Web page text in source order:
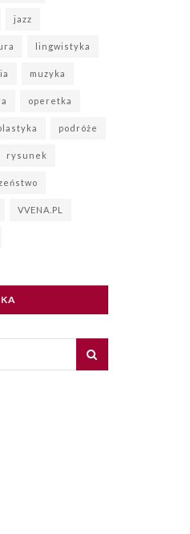
jazz
lingwistyka
muzyka
operetka
podróże
rysunek
VVENA.PL